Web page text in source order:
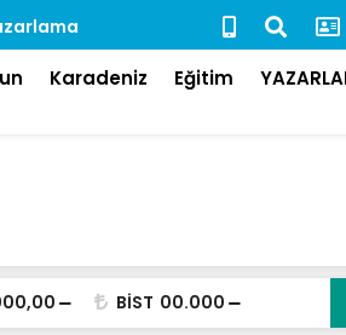
Rize'de Aranan 84
Karadeniz Eğitim
BİST 00.000